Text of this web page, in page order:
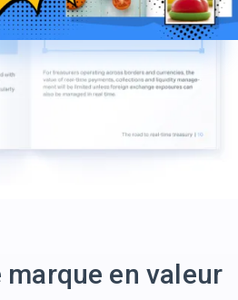
en valeur